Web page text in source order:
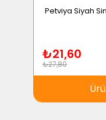
Petviya Siyah
₺21,60
₺27,80